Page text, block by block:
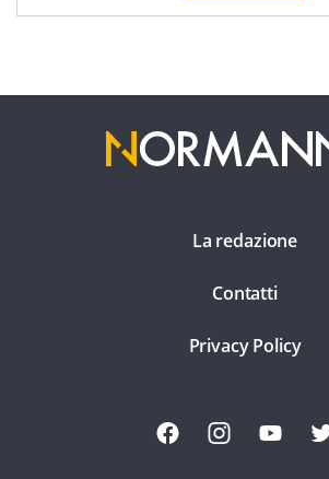
La redazione
Contatti
Privacy Policy